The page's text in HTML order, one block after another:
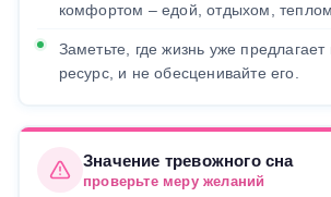
комфортом – едой, отдыхом,
Заметьте, где жизнь уже предлагает
ресурс, и не обесценивайте его.
Значение тревожного сна
проверьте меру желаний